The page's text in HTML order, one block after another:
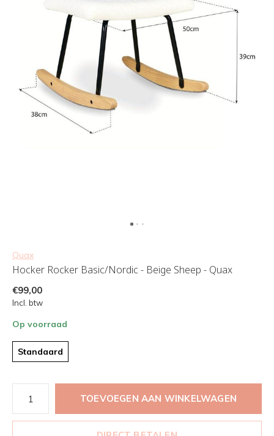
Quax
Hocker Rocker Basic/Nordic - Beige Sheep - Quax
€99,00
Incl. btw
Op voorraad
Standaard
TOEVOEGEN AAN WINKELWAGEN